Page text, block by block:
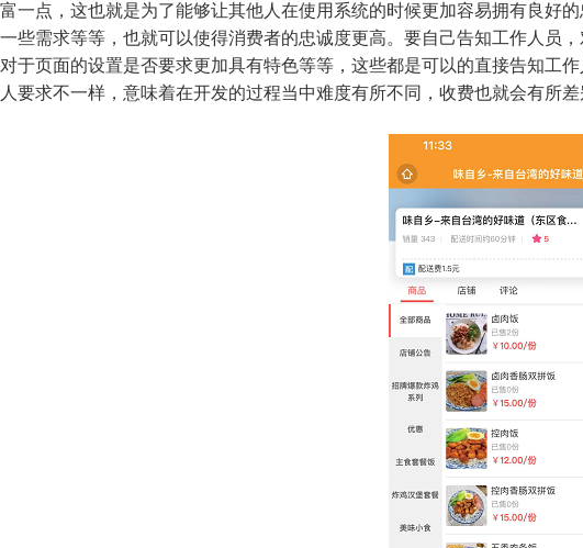
富一点，这也就是为了能够让其他人在使用系统的时候更加容易拥有良好
一些需求等等，也就可以使得消费者的忠诚度更高。要自己告知工作人员
对于页面的设置是否要求更加具有特色等等，这些都是可以的直接告知工
人要求不一样，意味着在开发的过程当中难度有所不同，收费也就会有所差